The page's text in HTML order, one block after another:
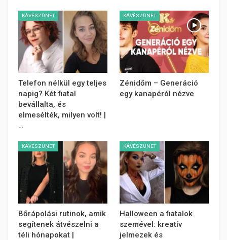
KÁVÉSZÜNET
Telefon nélkül egy teljes
napig? Két fiatal
bevállalta, és
elmesélték, milyen volt! |
…
KÁVÉSZÜNET
Zénidőm – Generáció
egy kanapéról nézve
KÁVÉSZÜNET
Bőrápolási rutinok, amik
segítenek átvészelni a
téli hónapokat |
KÁVÉSZÜNET
Halloween a fiatalok
szemével: kreatív
jelmezek és